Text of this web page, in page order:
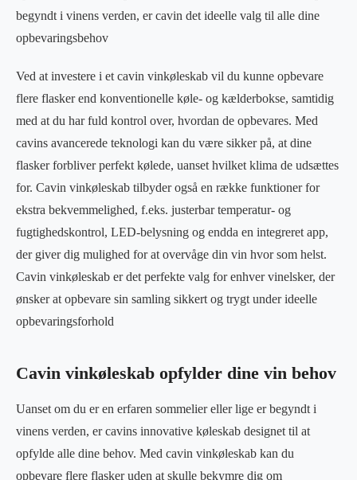
begyndt i vinens verden, er cavin det ideelle valg til alle dine
opbevaringsbehov
Ved at investere i et cavin vinkøleskab vil du kunne opbevare
flere flasker end konventionelle køle- og kælderbokse, samtidig
med at du har fuld kontrol over, hvordan de opbevares. Med
cavins avancerede teknologi kan du være sikker på, at dine
flasker forbliver perfekt kølede, uanset hvilket klima de udsættes
for. Cavin vinkøleskab tilbyder også en række funktioner for
ekstra bekvemmelighed, f.eks. justerbar temperatur- og
fugtighedskontrol, LED-belysning og endda en integreret app,
der giver dig mulighed for at overvåge din vin hvor som helst.
Cavin vinkøleskab er det perfekte valg for enhver vinelsker, der
ønsker at opbevare sin samling sikkert og trygt under ideelle
opbevaringsforhold
Cavin vinkøleskab opfylder dine vin behov
Uanset om du er en erfaren sommelier eller lige er begyndt i
vinens verden, er cavins innovative køleskab designet til at
opfylde alle dine behov. Med cavin vinkøleskab kan du
opbevare flere flasker uden at skulle bekymre dig om